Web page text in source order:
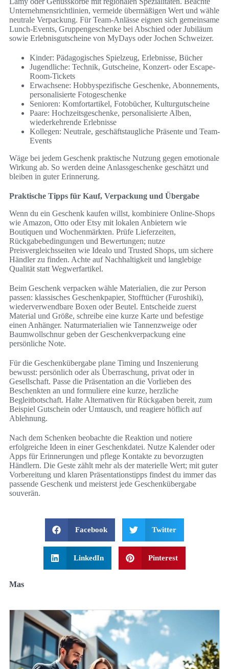
Unternehmensrichtlinien, vermeide übermäßigen Wert und wähle
neutrale Verpackung. Für Team-Anlässe eignen sich gemeinsame
Lunch-Events, Gruppengeschenke bei Abschied oder Jubiläum
sowie Erlebnisgutscheine von MyDays oder Jochen Schweizer.
Kinder: Pädagogisches Spielzeug, Erlebnisse, Bücher
Jugendliche: Technik, Gutscheine, Konzert- oder Escape-
Room-Tickets
Erwachsene: Hobbyspezifische Geschenke, Abonnements,
personalisierte Fotogeschenke
Senioren: Komfortartikel, Fotobücher, Kulturgutscheine
Paare: Hochzeitsgeschenke, personalisierte Alben,
wiederkehrende Erlebnisse
Kollegen: Neutrale, geschäftstaugliche Präsente und Team-
Events
Wäge bei jedem Geschenk praktische Nutzung gegen emotionale
Wirkung ab. So werden deine Anlassgeschenke geschätzt und
bleiben in guter Erinnerung.
Praktische Tipps für Kauf, Verpackung und Übergabe
Wenn du ein Geschenk kaufen willst, kombiniere Online-Shops
wie Amazon, Otto oder Etsy mit lokalen Anbietern wie
Boutiquen und Wochenmärkten. Prüfe Lieferzeiten,
Rückgabebedingungen und Bewertungen; nutze
Preisvergleichsseiten wie Idealo und Trusted Shops, um sichere
Händler zu finden. Achte auf Nachhaltigkeit und langlebige
Qualität statt Wegwerfartikel.
Beim Geschenk verpacken wähle Materialien, die zur Person
passen: klassisches Geschenkpapier, Stofftücher (Furoshiki),
wiederverwendbare Boxen oder Beutel. Entscheide zuerst
Material und Größe, schreibe eine kurze Karte und befestige
einen Anhänger. Naturmaterialien wie Tannenzweige oder
Baumwollschnur geben der Geschenkverpackung eine
persönliche Note.
Für die Geschenkübergabe plane Timing und Inszenierung
bewusst: persönlich oder als Überraschung, privat oder in
Gesellschaft. Passe die Präsentation an die Vorlieben des
Beschenkten an und formuliere eine kurze, herzliche
Begleitbotschaft. Halte Alternativen für Rückgaben bereit, zum
Beispiel Gutschein oder Umtausch, und reagiere höflich auf
Ablehnung.
Nach dem Schenken beobachte die Reaktion und notiere
erfolgreiche Ideen in einer Geschenkdatei. Nutze Kalender oder
Apps für Erinnerungen und pflege Kontakte zu bevorzugten
Händlern. Die Geste zählt mehr als der materielle Wert; mit guter
Vorbereitung und klaren Präsentationstipps findest du immer das
passende Geschenk und meisterst jede Geschenkübergabe
souverän.
Facebook Twitter
LinkedIn Pinterest
Mas